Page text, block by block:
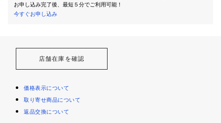
お申し込み完了後、最短５分でご利用可能！
今すぐお申し込み
店舗在庫を確認
価格表示について
取り寄せ商品について
返品交換について